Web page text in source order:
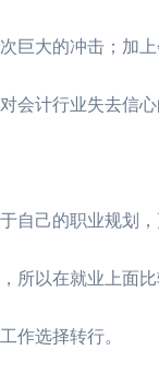
巨大的冲击；加
会计行业失去信
己的职业规划，
所以在就业上面
作选择转行。